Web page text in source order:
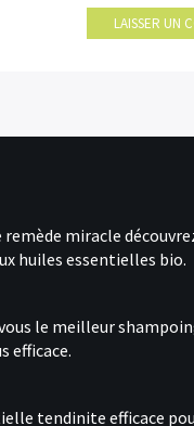
LAISSER UN
remède miracle
huiles essentielles bio.
le meilleur
efficace.
tendinite efficace